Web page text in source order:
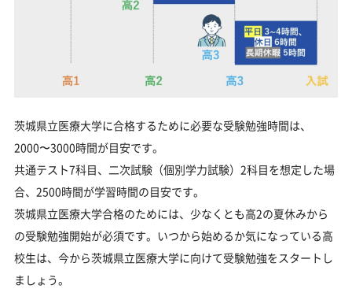
茨城県立医療大学に合格するために必要な受験勉強時間は、
2000〜3000時間が目安です。
共通テスト7科目、二次試験（個別学力試験）2科目を想定した場
合、2500時間が学習時間の目安です。
茨城県立医療大学合格のためには、少なくとも高2の夏休みから
の受験勉強開始が必須です。いつから始めるか気になっている高
校生は、今から茨城県立医療大学に向けて受験勉強をスタートし
ましょう。